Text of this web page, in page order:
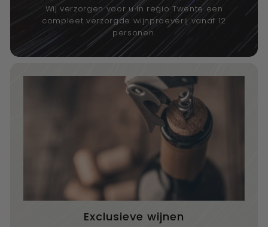
Wij verzorgen voor u in regio Twente een
compleet verzorgde wijnproeverij vanaf 12
personen.
Exclusieve wijnen